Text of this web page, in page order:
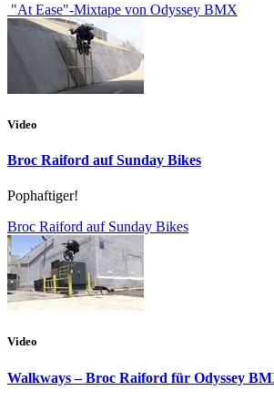
"At Ease"-Mixtape von Odyssey BMX
Video
Broc Raiford auf Sunday Bikes
Pophaftiger!
Broc Raiford auf Sunday Bikes
Video
Walkways – Broc Raiford für Odyssey